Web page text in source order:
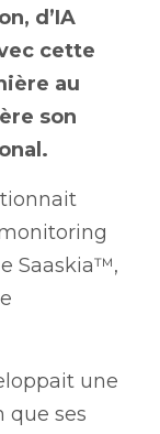
d’IA
cette
au
son
monitoring
Saaskia™,
une
que ses